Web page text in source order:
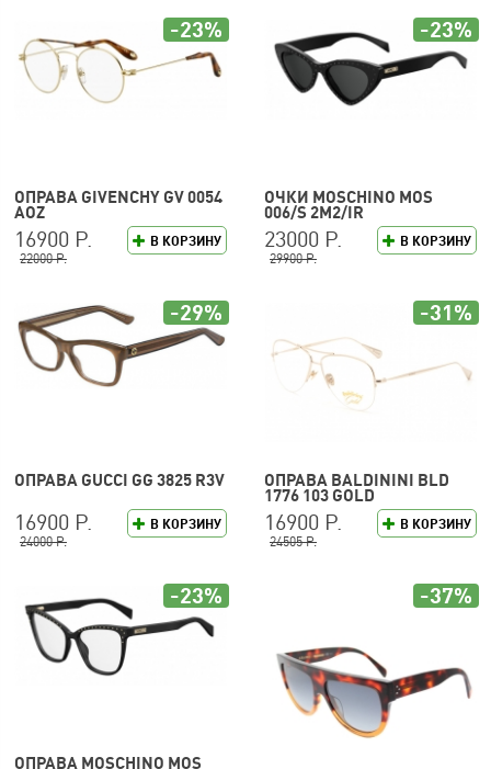
ОПРАВА GIVENCHY GV 0054
AOZ
В КОРЗИНУ
16900 Р.
22000 Р.
-23%
ОЧКИ MOSCHINO MOS
006/S 2M2/IR
В КОРЗИНУ
23000 Р.
29900 Р.
-23%
ОПРАВА GUCCI GG 3825 R3V
В КОРЗИНУ
16900 Р.
24000 Р.
-29%
ОПРАВА BALDININI BLD
1776 103 GOLD
В КОРЗИНУ
16900 Р.
24505 Р.
-31%
ОПРАВА MOSCHINO MOS
-23% -37%